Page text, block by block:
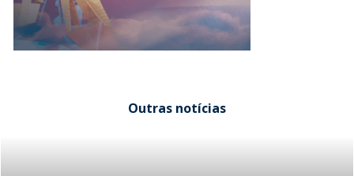
Outras notícias